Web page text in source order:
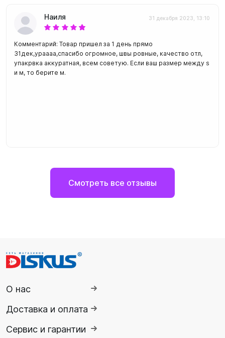
Наиля 31 декабря 2023, 13:10
Комментарий: Товар пришел за 1 день прямо
31дек,ураааа,спасибо огромное, швы ровные, качество отл,
упакрвка аккуратная, всем советую. Если ваш размер между s
и м, то берите м.
Смотреть все отзывы
О нас
Доставка и оплата
Сервис и гарантии